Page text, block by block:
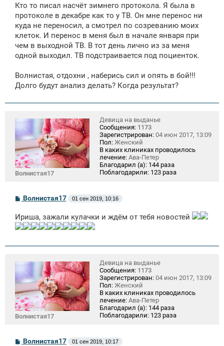
Кто то писал насчёт зимнего протокола. Я была в
протоколе в декабре как то у ТВ. Он мне перенос ни
куда не переносил, а смотрел по созреванию моих
клеток. И перенос в меня был в начале января при
чем в выходной ТВ. В тот день лично из за меня
одной выходил. ТВ подстраивается под поциенток.
Волнистая, отдохни , наберись сил и опять в бой!!!
Долго будут анализ делать? Когда результат?
Волнистая17
Девица на выданье
Сообщения: 1173
Зарегистрирован: 04 июн 2017, 13:09
Пол: Женский
В каких клиниках проводилось
лечение: Ава-Петер
Благодарил (а): 144 раза
Поблагодарили: 123 раза
С
о
б
щ
е
и
Волнистая17 01 сен 2019, 10:16
Ириша, зажали кулачки и ждём от тебя новостей
Волнистая17
Девица на выданье
Сообщения: 1173
Зарегистрирован: 04 июн 2017, 13:09
Пол: Женский
В каких клиниках проводилось
лечение: Ава-Петер
Благодарил (а): 144 раза
Поблагодарили: 123 раза
СВолнистая17 01 сен 2019, 10:17